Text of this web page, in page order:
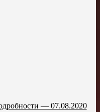
— 07.08.2020